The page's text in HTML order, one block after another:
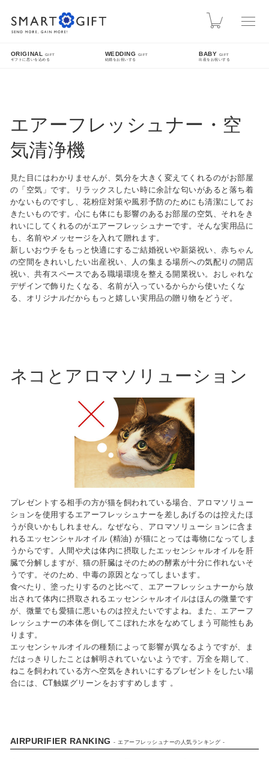
カート
ORIGINAL
GIFT
ギフトに思いを込める
WEDDING GIFT
結婚をお祝いする
BABY GIFT
出産をお祝いする
先日発生した熊本地震により被災された皆様に、心よりお見舞い申し上げます。現在、地震
の影響により九州方面への配送に遅延が発生しております。ご指定日時にお届けできない場
合がございますので、配送状況は各配送業者のホームページをご確認ください。
SEARCH
詳細検索
FEATURE
バス用品
インテリア用品
ベビー / キッズ用品
生活雑貨
ファッション雑貨
寝具
文具
エアーフレッシュナー・空
気清浄機
見た目にはわかりませんが、気分を大きく変えてくれるのがお部屋
の「空気」です。リラックスしたい時に余計な匂いがあると落ち着
かないものですし、花粉症対策や風邪予防のためにも清潔にしてお
きたいものです。心にも体にも影響のあるお部屋の空気、それをき
れいにしてくれるのがエアーフレッシュナーです。そんな実用品に
も、名前やメッセージを入れて贈れます。
新しいおウチをもっと快適にするご結婚祝いや新築祝い、赤ちゃん
の空間をきれいしたい出産祝い、人の集まる場所への気配りの開店
祝い、共有スペースである職場環境を整える開業祝い。おしゃれな
デザインで飾りたくなる、名前が入っているからから使いたくな
る、オリジナルだからもっと嬉しい実用品の贈り物をどうぞ。
ネコとアロマソリューション
プレゼントする相手の方が猫を飼われている場合、アロマソリュー
ションを使用するエアーフレッシュナーを差しあげるのは控えたほ
うが良いかもしれません。なぜなら、アロマソリューションに含ま
れるエッセンシャルオイル (精油) が猫にとっては毒物になってしま
うからです。人間や犬は体内に摂取したエッセンシャルオイルを肝
臓で分解しますが、猫の肝臓はそのための酵素が十分に作れないそ
うです。そのため、中毒の原因となってしまいます。
食べたり、塗ったりするのと比べて、エアーフレッシュナーから放
出されて体内に摂取されるエッセンシャルオイルはほんの微量です
が、微量でも愛猫に悪いものは控えたいですよね。また、エアーフ
レッシュナーの本体を倒してこぼれた水をなめてしまう可能性もあ
ります。
エッセンシャルオイルの種類によって影響が異なるようですが、ま
だはっきりしたことは解明されていないようです。万全を期して、
ねこを飼われている方へ空気をきれいにするプレゼントをしたい場
合には、CT触媒グリーンをおすすめします 。
AIRPURIFIER RANKING- エアーフレッシュナーの人気ランキング -